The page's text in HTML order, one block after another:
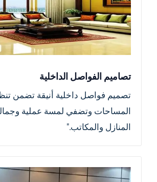
تصاميم الفواصل الداخلية
تصميم فواصل داخلية أنيقة تضمن
المساحات وتضفي لمسة عملية
المنازل والمكاتب."